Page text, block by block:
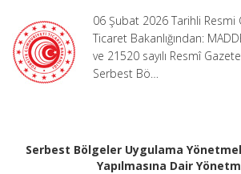
Yönetmelik
için
06 Şubat 2026 Tarihli Resmi
Ticaret Bakanlığından:
ve 21520 sayılı Resmî
Serbest Bö…
Serbest Bölgeler Uygulama
Yapılmasına Dair